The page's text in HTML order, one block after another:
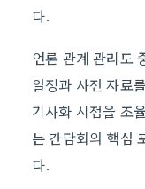
다.
언론 관계 관리도
일정과 사전 자료
기사화 시점을 조
는 간담회의 핵심
다.